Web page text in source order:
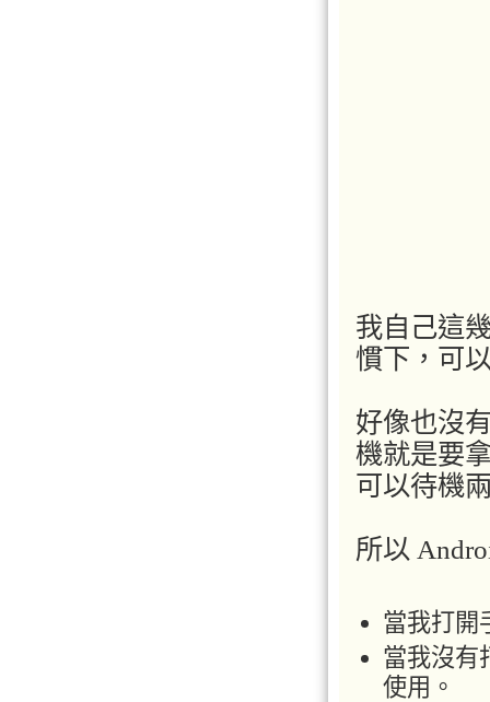
我自己這
慣下，可
好像也沒
機就是要
可以待機
所以
當我打開
當我沒有
使用。